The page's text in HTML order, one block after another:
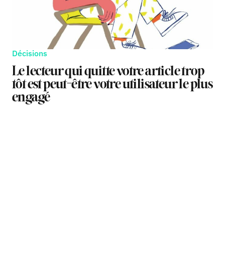
Décisions
Le lecteur qui quitte votre article trop
tôt est peut-être votre utilisateur le plus
engagé